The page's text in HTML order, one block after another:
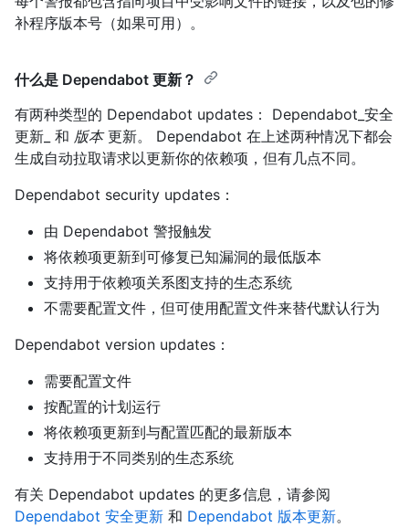
补程序版本号（如果可用）。
什么是 Dependabot 更新？
有两种类型的 Dependabot updates： Dependabot_安全
更新_ 和 版本更新。 Dependabot 在上述两种情况下都会
生成自动拉取请求以更新你的依赖项，但有几点不同。
Dependabot security updates：
由 Dependabot 警报触发
将依赖项更新到可修复已知漏洞的最低版本
支持用于依赖项关系图支持的生态系统
不需要配置文件，但可使用配置文件来替代默认行为
Dependabot version updates：
需要配置文件
按配置的计划运行
将依赖项更新到与配置匹配的最新版本
支持用于不同类别的生态系统
有关 Dependabot updates 的更多信息，请参阅
Dependabot 安全更新 和 Dependabot 版本更新。